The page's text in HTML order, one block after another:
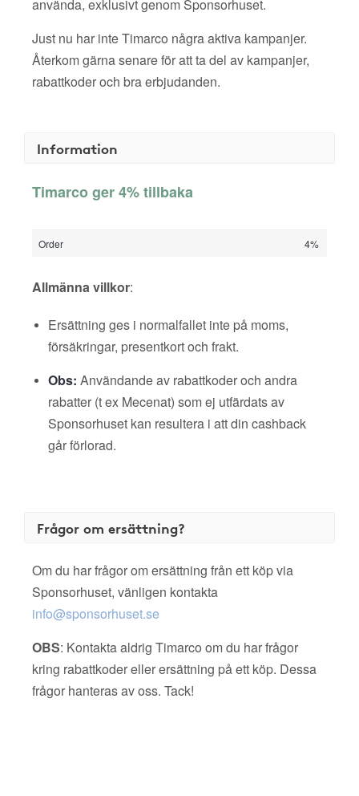
använda, exklusivt genom Sponsorhuset.
Just nu har inte Timarco några aktiva kampanjer.
Återkom gärna senare för att ta del av kampanjer,
rabattkoder och bra erbjudanden.
Information
Timarco ger 4% tillbaka
Order 4%
Allmänna villkor:
Ersättning ges i normalfallet inte på moms,
försäkringar, presentkort och frakt.
Obs: Användande av rabattkoder och andra
rabatter (t ex Mecenat) som ej utfärdats av
Sponsorhuset kan resultera i att din cashback
går förlorad.
Frågor om ersättning?
Om du har frågor om ersättning från ett köp via
Sponsorhuset, vänligen kontakta
info@sponsorhuset.se
OBS: Kontakta aldrig Timarco om du har frågor
kring rabattkoder eller ersättning på ett köp. Dessa
frågor hanteras av oss. Tack!